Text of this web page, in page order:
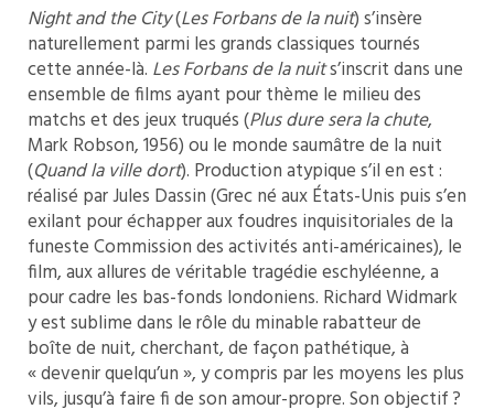
Night and the City(Les Forbans de la nuit) s’insère
naturellement parmi les grands classiques tournés
cette année-là. Les Forbans de la nuits’inscrit dans une
ensemble de films ayant pour thème le milieu des
matchs et des jeux truqués (Plus dure sera la chute,
Mark Robson, 1956) ou le monde saumâtre de la nuit
(Quand la ville dort). Production atypique s’il en est :
réalisé par Jules Dassin (Grec né aux États-Unis puis s’en
exilant pour échapper aux foudres inquisitoriales de la
funeste Commission des activités anti-américaines), le
film, aux allures de véritable tragédie eschyléenne, a
pour cadre les bas-fonds londoniens. Richard Widmark
y est sublime dans le rôle du minable rabatteur de
boîte de nuit, cherchant, de façon pathétique, à
« devenir quelqu’un », y compris par les moyens les plus
vils, jusqu’à faire fi de son amour-propre. Son objectif ?